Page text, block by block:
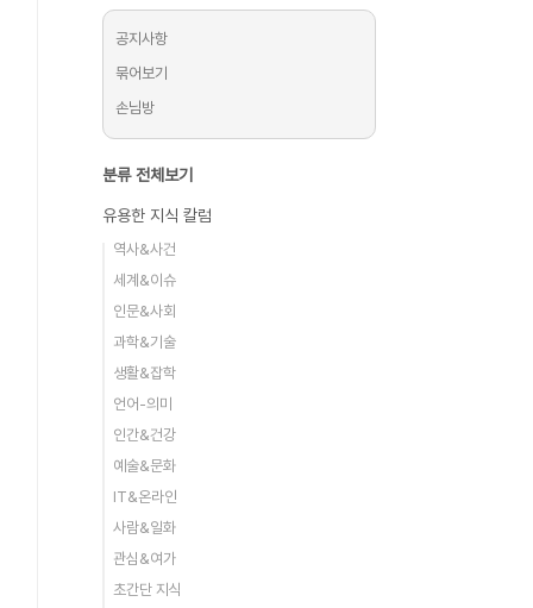
공지사항
묶어보기
손님방
분류 전체보기
유용한 지식 칼럼
역사&사건
세계&이슈
인문&사회
과학&기술
생활&잡학
언어-의미
인간&건강
예술&문화
IT&온라인
사람&일화
관심&여가
초간단 지식